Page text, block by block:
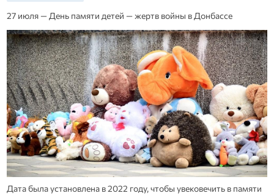
27 июля — День памяти детей — жертв войны в Донбассе
Дата была установлена в 2022 году, чтобы увековечить в памяти